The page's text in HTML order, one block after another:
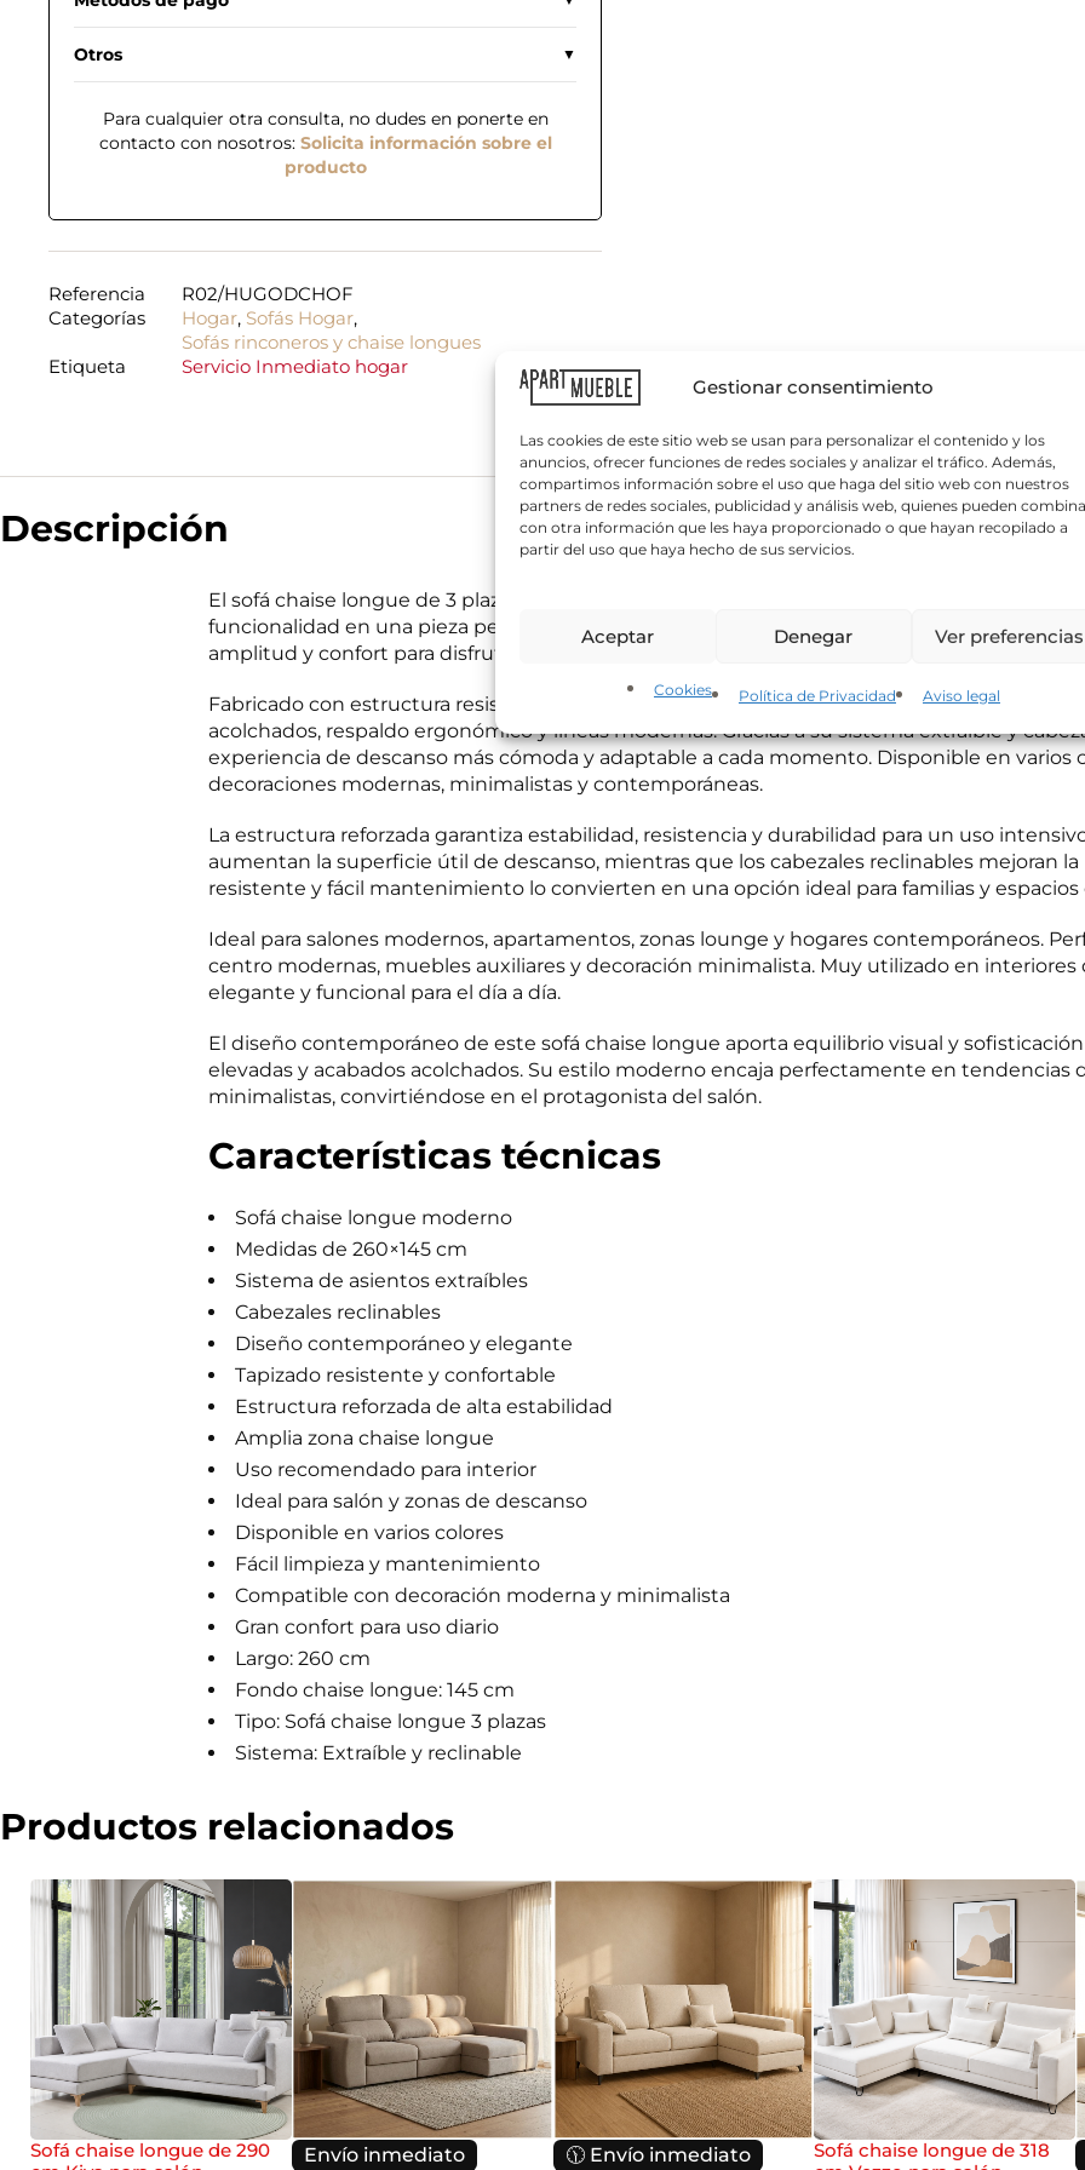
Gestionar consentimiento
Las cookies de este sitio web se usan para personalizar el contenido y los
anuncios, ofrecer funciones de redes sociales y analizar el tráfico. Además,
compartimos información sobre el uso que haga del sitio web con nuestros
partners de redes sociales, publicidad y análisis web, quienes pueden
con otra información que les haya proporcionado o que hayan recopilado a
partir del uso que haya hecho de sus servicios.
Aceptar Denegar Ver preferencias
Cookies Política de Privacidad Aviso legal
Otros
Para cualquier otra consulta, no dudes en ponerte en
contacto con nosotros: Solicita información sobre el
producto
Referencia
R02/HUGODCHOF
Categorías
Hogar, Sofás Hogar,
Sofás rinconeros y chaise longues
Etiqueta
Servicio Inmediato hogar
Descripción
El sofá chaise longue de 3 plazas con sistema extraíble y cabezal reclinable combina
funcionalidad en una pieza perfecta para salones contemporáneos y hogares actuales. Su
amplitud y confort para disfrutar del descanso diario con una estética elegante y
Fabricado con estructura resistente y tapizado de alta calidad, este sofá chaise longue
acolchados, respaldo ergonómico y líneas modernas. Gracias a su sistema extraíble y
experiencia de descanso más cómoda y adaptable a cada momento. Disponible en varios
decoraciones modernas, minimalistas y contemporáneas.
La estructura reforzada garantiza estabilidad, resistencia y durabilidad para un uso
aumentan la superficie útil de descanso, mientras que los cabezales reclinables mejoran
resistente y fácil mantenimiento lo convierten en una opción ideal para familias y
Ideal para salones modernos, apartamentos, zonas lounge y hogares contemporáneos.
centro modernas, muebles auxiliares y decoración minimalista. Muy utilizado en interiores
elegante y funcional para el día a día.
El diseño contemporáneo de este sofá chaise longue aporta equilibrio visual y sofisticación
elevadas y acabados acolchados. Su estilo moderno encaja perfectamente en tendencias
minimalistas, convirtiéndose en el protagonista del salón.
Características técnicas
Sofá chaise longue moderno
Medidas de 260×145 cm
Sistema de asientos extraíbles
Cabezales reclinables
Diseño contemporáneo y elegante
Tapizado resistente y confortable
Estructura reforzada de alta estabilidad
Amplia zona chaise longue
Uso recomendado para interior
Ideal para salón y zonas de descanso
Disponible en varios colores
Fácil limpieza y mantenimiento
Compatible con decoración moderna y minimalista
Gran confort para uso diario
Largo: 260 cm
Fondo chaise longue: 145 cm
Tipo: Sofá chaise longue 3 plazas
Sistema: Extraíble y reclinable
Productos relacionados
Sofá chaise longue de 290
Envío inmediato 🕦 Envío inmediato
Sofá chaise longue de 318
N
m
*e
l
*
e
e
l
e
c
t
r
ó
o
é
i
t
a
s
a
e
r
?
e
T
e
l
o
n
o
o
e
r
i
l
Responsable del tratamiento:
si el usuario/a lo autoriza, enviar newsletters, comunicaciones comerciales y promociones.
tratamiento:
Interés legítimo y consentimiento del interesado/a.
Conservación de los
mientras exista un interés mutuo o durante el tiempo necesario para el cumplimiento de las
momento; derecho de acceso, rectificación, portabilidad y supresión de sus datos; así como a la
a su tratamiento. Para ejercer estos derechos, puede contactar en: hola@apartmueble.com
Puede consultar información adicional en nuestra
G
D
*
He leído y acepto laPolítica de privacidad
E
n
v
í
d
e
i
n
o
o
m
r
c
l
Autorizo el envío de información comercial y del boletín de noticias.